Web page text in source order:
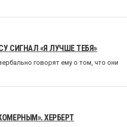
СИГНАЛ «Я ЛУЧШЕ ТЕБЯ»
говорят ему о том, что они
ХЕРБЕРТ